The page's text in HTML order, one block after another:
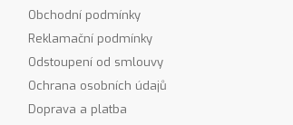
Obchodní podmínky
Reklamační podmínky
Odstoupení od smlouvy
Ochrana osobních údajů
Doprava a platba